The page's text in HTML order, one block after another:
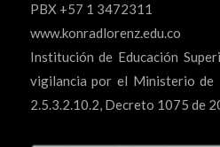
PBX +57 1 3472311
www.konradlorenz.edu.co
Institución de Educación
vigilancia por el Ministerio de
2.5.3.2.10.2, Decreto 1075 de